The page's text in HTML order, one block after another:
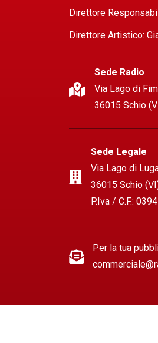
Direttore
Direttore Artistico:
Sede Radio
Via Lago di
36015 Schio
Sede Legale
Via Lago di
36015 Schio
P.Iva / C.F.:
Per la tua